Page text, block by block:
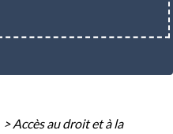
> Accès au droit et à la